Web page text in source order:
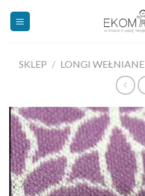
SKLEP / LONGI WEŁNIANE